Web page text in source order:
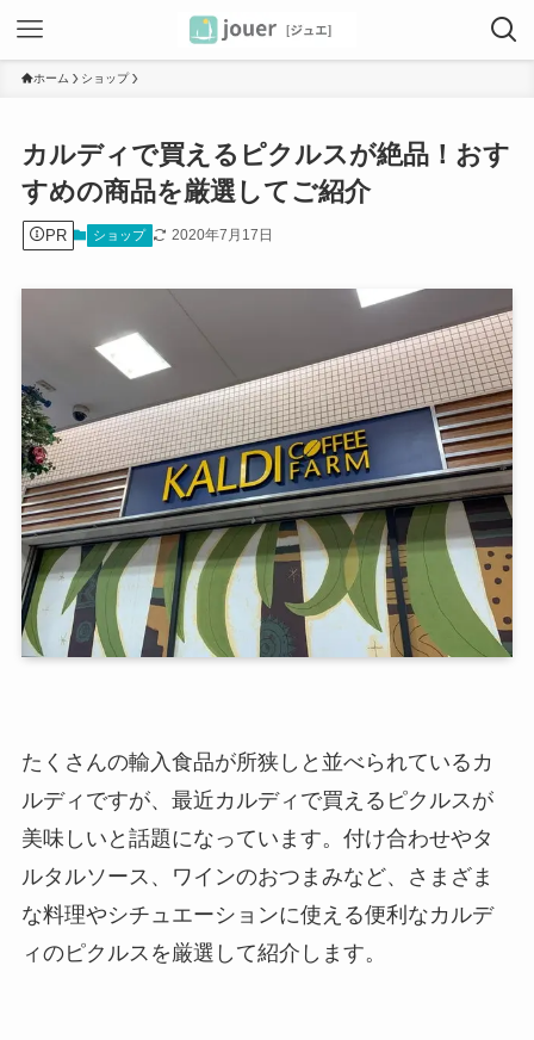
ホーム ショップ
カルディで買えるピクルスが絶品！おす
すめの商品を厳選してご紹介
PR ショップ 2020年7月17日
たくさんの輸入食品が所狭しと並べられているカ
ルディですが、最近カルディで買えるピクルスが
美味しいと話題になっています。付け合わせやタ
ルタルソース、ワインのおつまみなど、さまざま
な料理やシチュエーションに使える便利なカルデ
ィのピクルスを厳選して紹介します。